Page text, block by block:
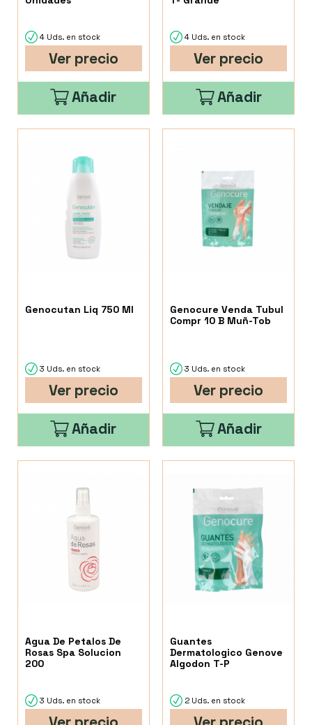
4 Uds. en stock
Ver precio
Añadir
4 Uds. en stock
Ver precio
Añadir
Genocutan Liq 750 Ml
3 Uds. en stock
Ver precio
Añadir
Genocure Venda Tubul
Compr 10 B Muñ-Tob
3 Uds. en stock
Ver precio
Añadir
Agua De Petalos De
Rosas Spa Solucion
200
3 Uds. en stock
Guantes
Dermatologico Genove
Algodon T-P
2 Uds. en stock